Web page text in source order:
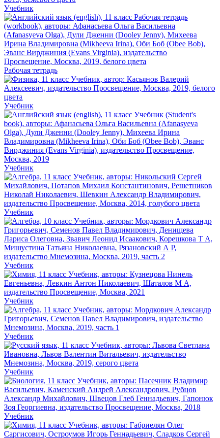
Учебник
Рабочая тетрадь
Учебник
Учебник
Учебник
Учебник
Учебник
Учебник
Учебник
Учебник